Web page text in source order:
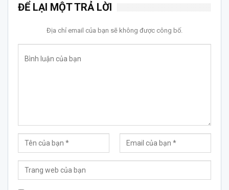
ĐỂ LẠI MỘT TRẢ LỜI
Địa chỉ email của bạn sẽ không được công bố.